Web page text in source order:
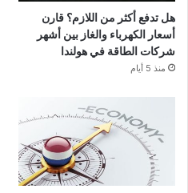
هل تدفع أكثر من اللازم؟ قارن
أسعار الكهرباء والغاز بين أشهر
شركات الطاقة في هولندا
منذ 5 أيام